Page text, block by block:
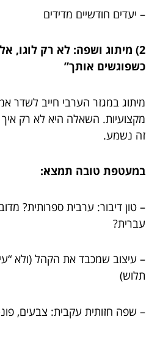
– יעדים חודשיים מדידים
2) מיתוג ושפה: לא רק לוגו,
כשפוגשים אותך”
מיתוג במגזר הערבי חייב לשדר
מקצועיות. השאלה היא לא רק
זה נשמע.
במעטפת טובה תמצא:
– טון דיבור: ערבית ספרותית?
עברית?
– עיצוב שמכבד את הקהל (ולא
תלוש)
– שפה חזותית עקבית: צבעים,